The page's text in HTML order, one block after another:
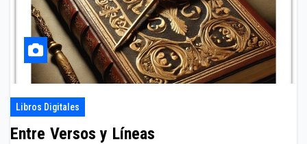
Libros Digitales
Entre Versos y Líneas